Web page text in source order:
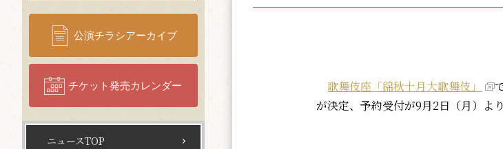
歌舞伎座「錦秋十月大歌舞伎」
が決定、予約受付が9月2日（月）よ
公演チラシアーカイブ
チケット発売カレンダー
ニュースTOP